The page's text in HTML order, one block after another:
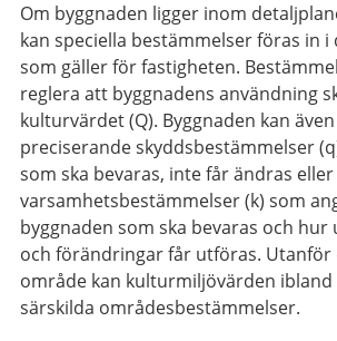
Om byggnaden ligger inom
kan speciella bestämmelser föras in i
som gäller för fastigheten.
reglera att byggnadens användning
kulturvärdet (Q). Byggnaden kan
preciserande skyddsbestämmelser
som ska bevaras, inte får ändras
varsamhetsbestämmelser (k) som
byggnaden som ska bevaras och hur
och förändringar får utföras. Utanför
område kan kulturmiljövärden ibland
särskilda områdesbestämmelser.